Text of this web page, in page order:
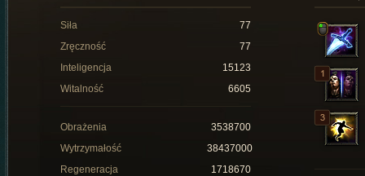
Siła
77
Zręczność
77
Inteligencja
15123
Witalność
6605
Obrażenia
3538700
Wytrzymałość
38437000
Regeneracja
1718670